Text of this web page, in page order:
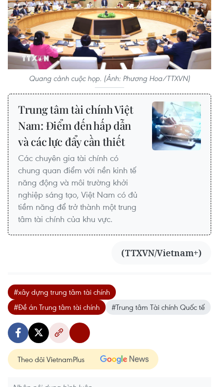
Quang cảnh cuộc họp. (Ảnh: Phương Hoa/TTXVN)
Trung tâm tài chính Việt
Nam: Điểm đến hấp dẫn
và các lực đẩy cần thiết
Các chuyên gia tài chính có
chung quan điểm với nền kinh tế
năng động và môi trường khởi
nghiệp sáng tạo, Việt Nam có đủ
tiềm năng để trở thành một trung
tâm tài chính của khu vực.
(TTXVN/Vietnam+)
#xây dựng trung tâm tài chính
#Đề án Trung tâm tài chính
#Trung tâm Tài chính Quốc tế
Theo dõi VietnamPlus